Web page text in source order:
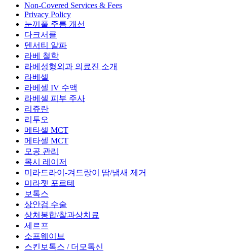
Non-Covered Services & Fees
Privacy Policy
눈꺼풀 주름 개선
다크서클
덴서티 알파
라베 철학
라베성형외과 의료진 소개
라베셀
라베셀 IV 수액
라베셀 피부 주사
리쥬란
리투오
메타셀 MCT
메타셀 MCT
모공 관리
목시 레이저
미라드라이-겨드랑이 땀/냄새 제거
미라젯 포르테
보톡스
상안검 수술
상처봉합/찰과상치료
세르프
소프웨이브
스킨보톡스 / 더모톡신